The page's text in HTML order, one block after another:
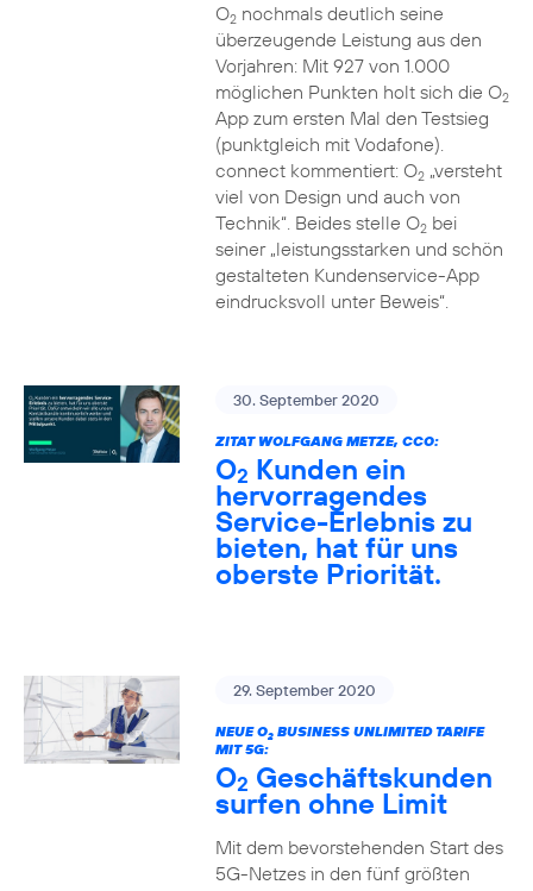
O2nochmals deutlich seine
überzeugende Leistung aus den
Vorjahren: Mit 927 von 1.000
möglichen Punkten holt sich die O2
App zum ersten Mal den Testsieg
(punktgleich mit Vodafone).
connect kommentiert: O2„versteht
viel von Design und auch von
Technik“. Beides stelle O2bei
seiner „leistungsstarken und schön
gestalteten Kundenservice-App
eindrucksvoll unter Beweis“.
30. September 2020
ZITAT WOLFGANG METZE, CCO:
O2 Kunden ein
hervorragendes
Service-Erlebnis zu
bieten, hat für uns
oberste Priorität.
29. September 2020
NEUE O2BUSINESS UNLIMITED TARIFE
MIT 5G:
O2 Geschäftskunden
surfen ohne Limit
Mit dem bevorstehenden Start des
5G-Netzes in den fünf größten